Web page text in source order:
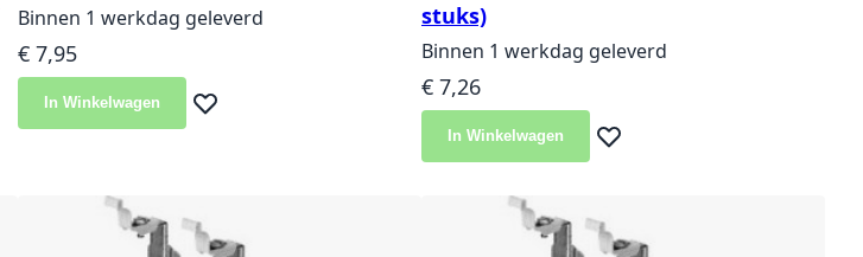
Binnen 1 werkdag geleverd
€ 7,95
In Winkelwagen Voeg toe aan verlanglijst
stuks)
Binnen 1 werkdag geleverd
€ 7,26
In Winkelwagen Voeg toe aan verlanglijst